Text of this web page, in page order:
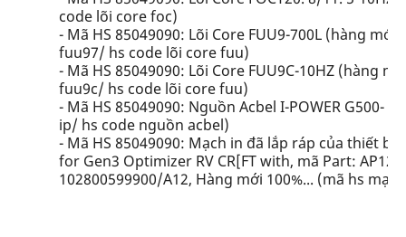
code lõi core foc)
- Mã HS 85049090: Lõi Core FUU9-700L (hàng mới
fuu97/ hs code lõi core fuu)
- Mã HS 85049090: Lõi Core FUU9C-10HZ (hàng
fuu9c/ hs code lõi core fuu)
- Mã HS 85049090: Nguồn Acbel I-POWER G500-
ip/ hs code nguồn acbel)
- Mã HS 85049090: Mạch in đã lắp ráp của thiết
for Gen3 Optimizer RV CR[FT with, mã Part:
102800599900/A12, Hàng mới 100%... (mã hs